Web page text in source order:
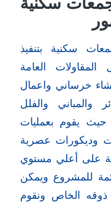
سكنية بتنفيذ
العامة
خرساني واعمال
والمباني والفلل
حيث يقوم بعمليات
وديكورات عصرية
على أعلي مستوي
للمشروع ويمكن
ذوقه الخاص ونقوم